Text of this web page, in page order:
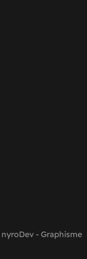
nyroDev - Graphisme